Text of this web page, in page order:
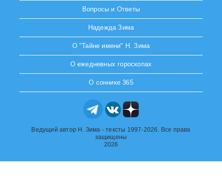
Вопросы и Ответы
Надежда Зима
О "Тайне имени" Н. Зима
О ежедневных гороскопах
О соннике 365
Ведущий автор Н. Зима - тексты 1997-2026. Все права
защищены
2026